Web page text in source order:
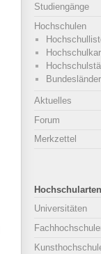
Studiengänge
Hochschulen
Bundesländer
Aktuelles
Forum
Merkzettel
Hochschularten
Universitäten